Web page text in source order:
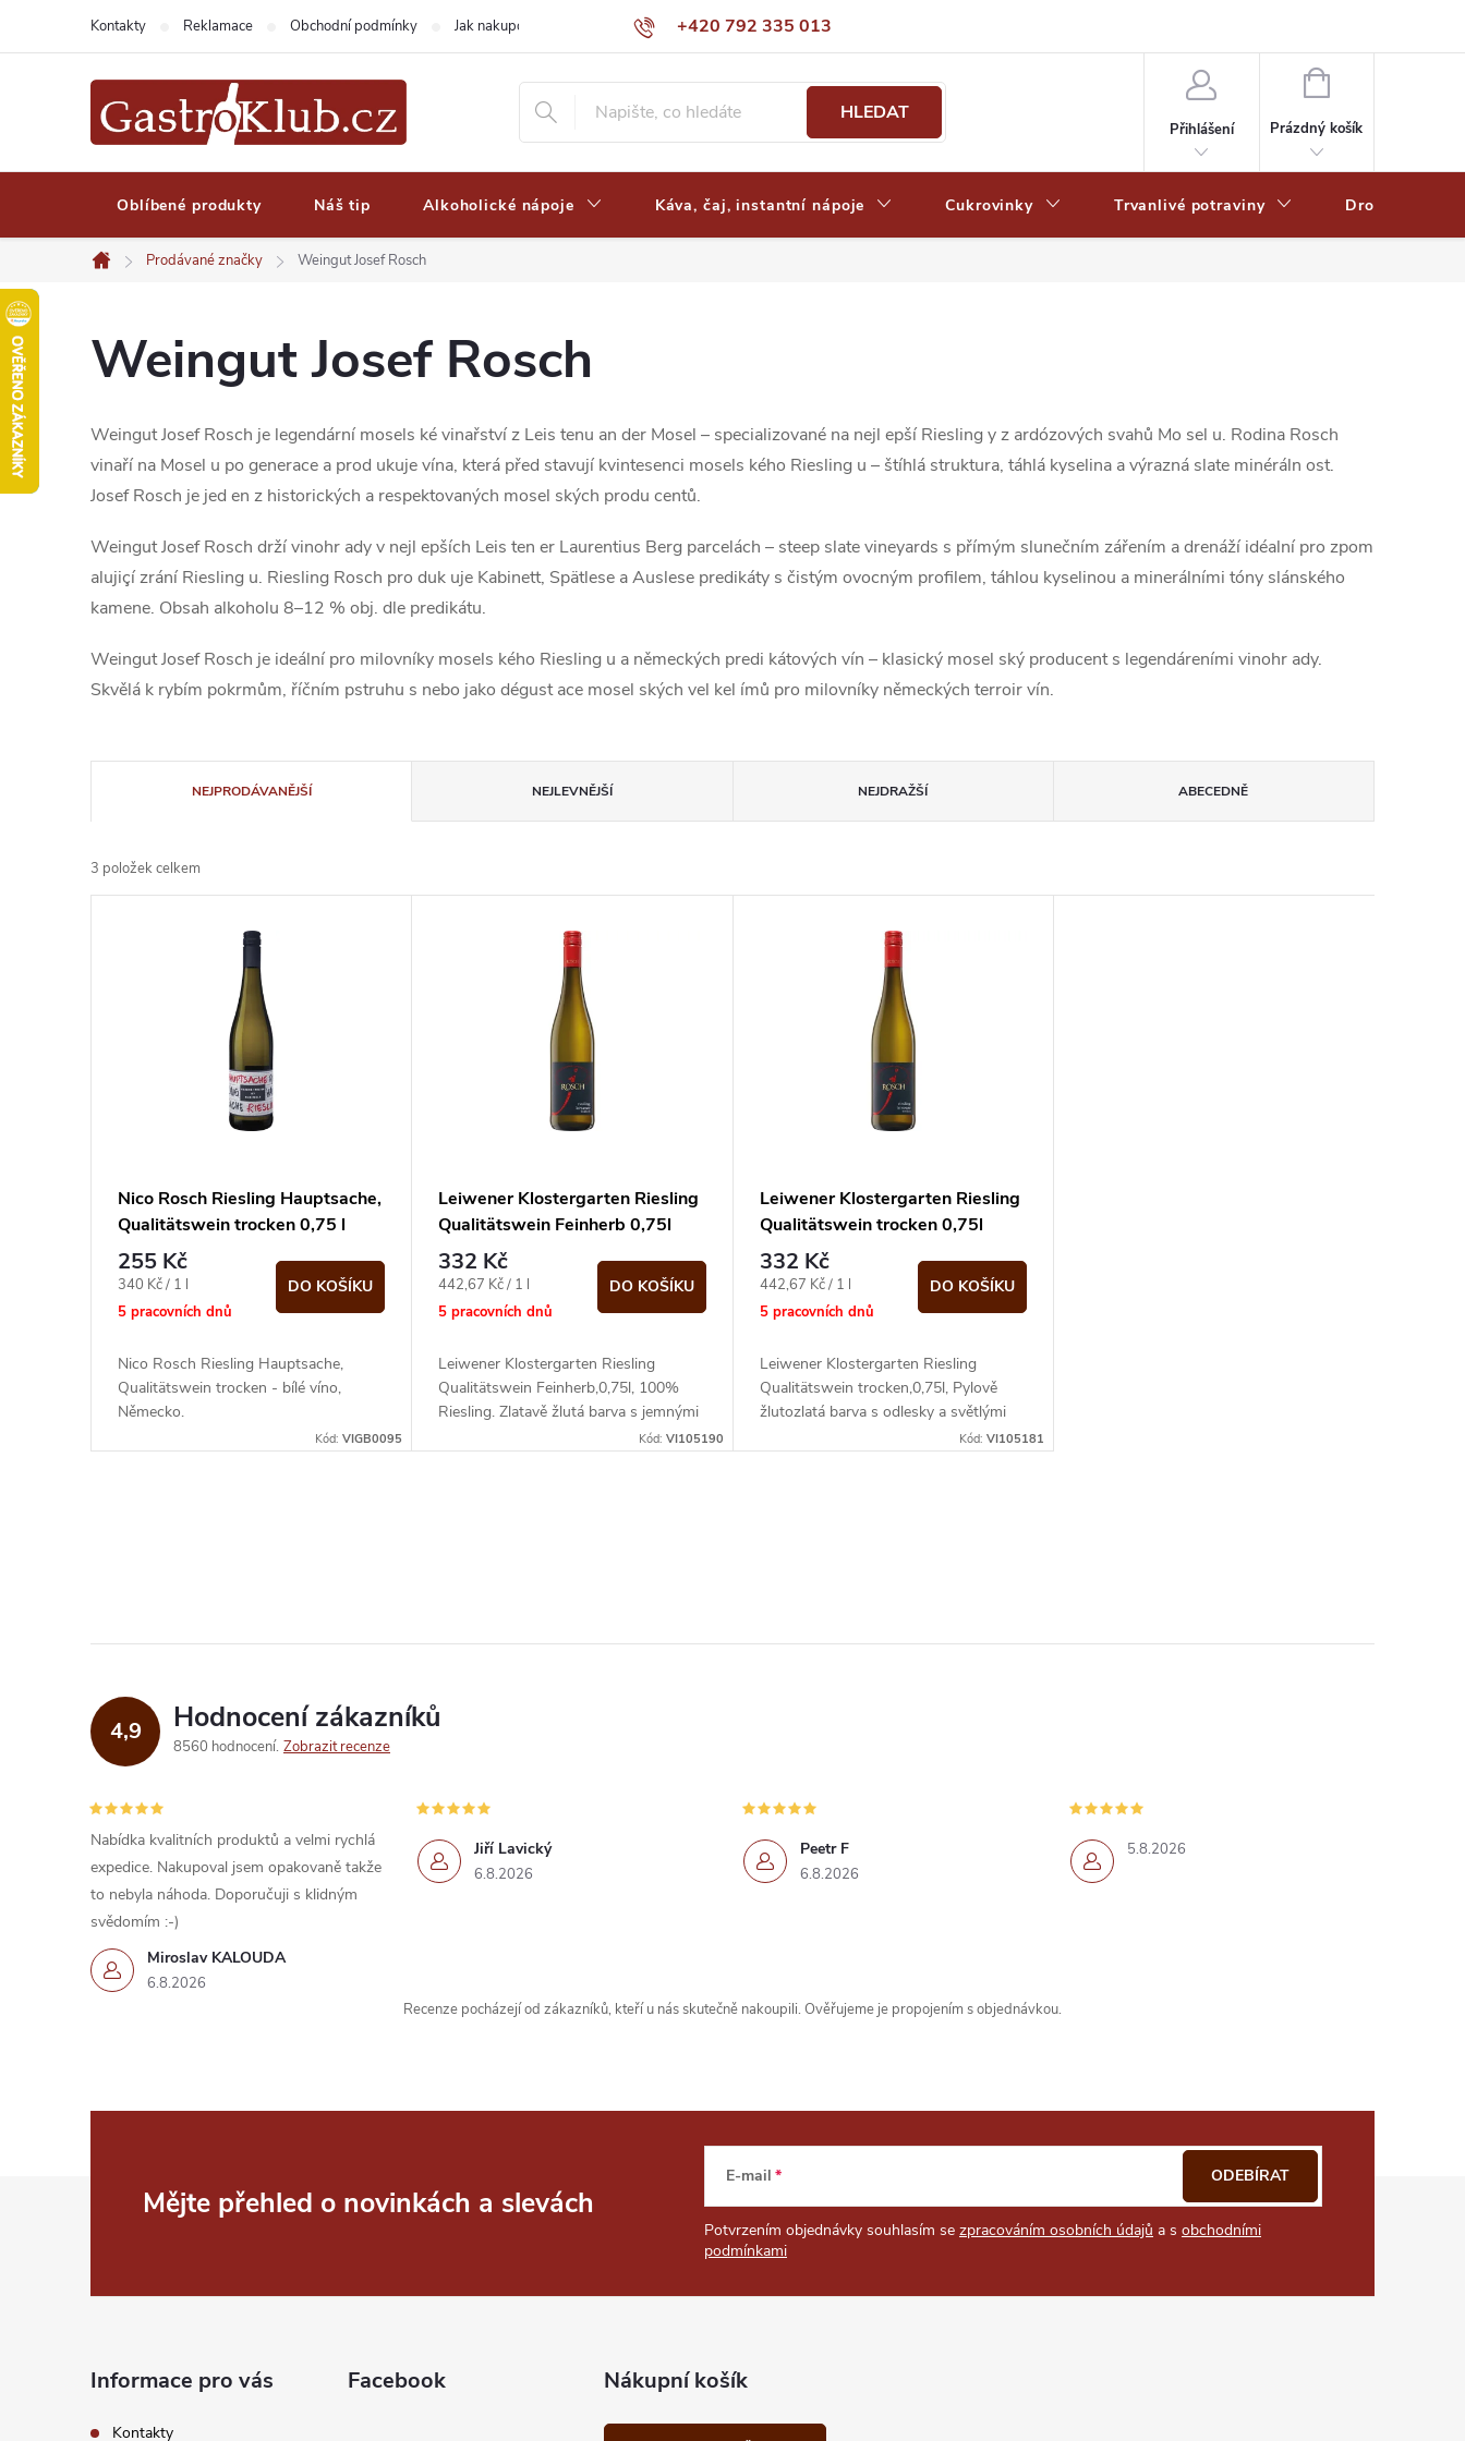
+420 792 335 013
Kontakty Reklamace Obchodní podmínky Jak nakupovat Výdejní místa a ceny dopravy Často kladené otázky
HLEDAT
Přihlášení
NÁKUPNÍ
Prázdný košík
Oblíbené produkty Náš tip Alkoholické nápoje Káva, čaj, instantní nápoje Cukrovinky Trvanlivé potraviny Drogerie
Domů
Prodávané značky Weingut Josef Rosch
Weingut Josef Rosch
Weingut Josef Rosch je legendární mosels ké vinařství z Leis tenu an der Mosel – specializované na nejl epší Riesling y z ardózových svahů Mo sel u. Rodina Rosch
vinaří na Mosel u po generace a prod ukuje vína, která před stavují kvintesenci mosels kého Riesling u – štíhlá struktura, táhlá kyselina a výrazná slate minéráln ost.
Josef Rosch je jed en z historických a respektovaných mosel ských produ centů.
Weingut Josef Rosch drží vinohr ady v nejl epších Leis ten er Laurentius Berg parcelách – steep slate vineyards s přímým slunečním zářením a drenáží idéalní pro zpom
alujiçí zrání Riesling u. Riesling Rosch pro duk uje Kabinett, Spätlese a Auslese predikáty s čistým ovocným profilem, táhlou kyselinou a minerálními tóny slánského
kamene. Obsah alkoholu 8–12 % obj. dle predikátu.
Weingut Josef Rosch je ideální pro milovníky mosels kého Riesling u a německých predi kátových vín – klasický mosel ský producent s legendáreními vinohr ady.
Skvělá k rybím pokrmům, říčním pstruhu s nebo jako dégust ace mosel ských vel kel ímů pro milovníky německých terroir vín.
a
z
t
NEJPRODÁVANĚJŠÍ NEJLEVNĚJŠÍ NEJDRAŽŠÍ ABECEDNĚ
3 položek celkem
k
Nico Rosch Riesling Hauptsache,
Qualitätswein trocken 0,75 l
255 Kč
Měrná
cena:
340 Kč / 1 l
5 pracovních dnů
DO KOŠÍKU
Nico Rosch Riesling Hauptsache,
Qualitätswein trocken - bílé víno,
Německo.
Kód:VIGB0095
Leiwener Klostergarten Riesling
Qualitätswein Feinherb 0,75l
332 Kč
Měrná
cena:
442,67 Kč / 1 l
5 pracovních dnů
DO KOŠÍKU
Leiwener Klostergarten Riesling
Qualitätswein Feinherb,0,75l, 100%
Riesling. Zlatavě žlutá barva s jemnými
Kód: VI105190
Leiwener Klostergarten Riesling
Qualitätswein trocken 0,75l
332 Kč
Měrná
cena:
442,67 Kč / 1 l
5 pracovních dnů
DO KOŠÍKU
Leiwener Klostergarten Riesling
Qualitätswein trocken,0,75l, Pylově
žlutozlatá barva s odlesky a světlými
Kód: VI105181
d
a
c
í
p
r
v
v
4,9 Hodnocení zákazníků
8560 hodnocení Zobrazit recenze
Miroslav KALOUDA
6.8.2026
Nabídka kvalitních produktů a velmi rychlá
expedice. Nakupoval jsem opakovaně takže
to nebyla náhoda. Doporučuji s klidným
svědomím :-)
Jiří Lavický
6.8.2026
Peetr F
6.8.2026
5.8.2026
Recenze pocházejí od zákazníků, kteří u nás skutečně nakoupili. Ověřujeme je propojením s objednávkou.
Mějte přehled o novinkách a slevách
E-mail
Potvrzením objednávky souhlasím se zpracováním osobních údajů a s obchodními
podmínkami
ODEBÍRAT
Informace pro vás
Kontakty
Facebook Nákupní košík